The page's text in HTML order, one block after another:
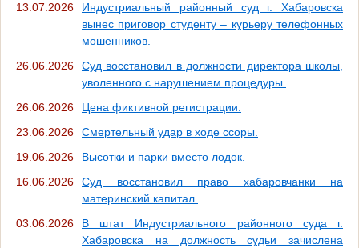
13.07.2026
Индустриальный районный суд г. Хабаровска
вынес приговор студенту – курьеру телефонных
мошенников.
26.06.2026
Суд восстановил в должности директора школы,
уволенного с нарушением процедуры.
26.06.2026
Цена фиктивной регистрации.
23.06.2026
Смертельный удар в ходе ссоры.
19.06.2026
Высотки и парки вместо лодок.
16.06.2026
Суд восстановил право хабаровчанки на
материнский капитал.
03.06.2026
В штат Индустриального районного суда г.
Хабаровска на должность судьи зачислена